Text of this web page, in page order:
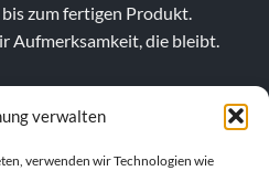
verwalten
verwenden wir Technologien wie
zum fertigen Produkt.
Aufmerksamkeit, die bleibt.